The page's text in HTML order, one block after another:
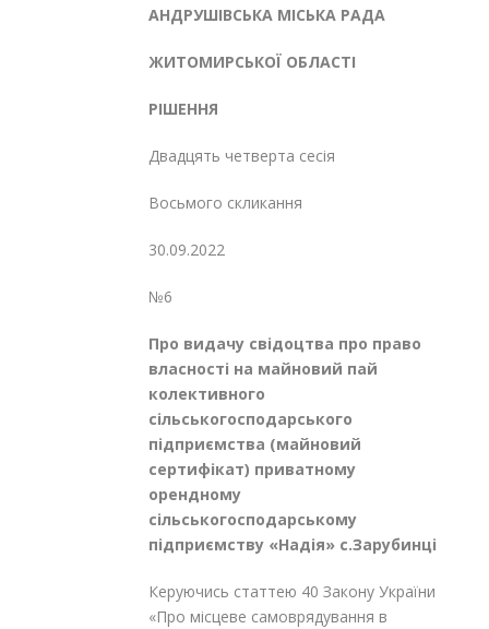
АНДРУШІВСЬКА МІСЬКА РАДА
ЖИТОМИРСЬКОЇ ОБЛАСТІ
РІШЕННЯ
Двадцять четверта сесія
Восьмого скликання
30.09.2022
№6
Про видачу свідоцтва про право
власності на майновий пай
колективного
сільськогосподарського
підприємства (майновий
сертифікат) приватному
орендному
сільськогосподарському
підприємству «Надія» с.Зарубинці
Керуючись статтею 40 Закону України
«Про місцеве самоврядування в